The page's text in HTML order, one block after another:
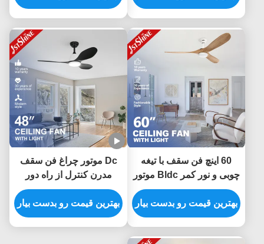
60 اینچ فن سقف با تیغه
چوبی و نور کمر Bldc موتور
صرفه جویی در انرژی
بهترین قیمت رو بدست بیار
Dc موتور چراغ فن سقف
مدرن کنترل از راه دور
هوشمند صرفه جویی در
انرژی
بهترین قیمت رو بدست بیار